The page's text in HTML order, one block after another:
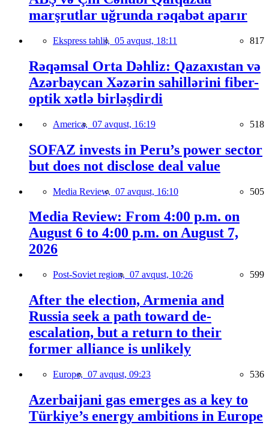
marşrutlar uğrunda rəqabət aparır
Ekspress təhlil, 05 avqust, 18:11 817
Rəqəmsal Orta Dəhliz: Qazaxıstan və
Azərbaycan Xəzərin sahillərini fiber-
optik xətlə birləşdirdi
America, 07 avqust, 16:19 518
SOFAZ invests in Peru’s power sector
but does not disclose deal value
Media Review, 07 avqust, 16:10 505
Media Review: From 4:00 p.m. on
August 6 to 4:00 p.m. on August 7,
2026
Post-Soviet region, 07 avqust, 10:26 599
After the election, Armenia and
Russia seek a path toward de-
escalation, but a return to their
former alliance is unlikely
Europe, 07 avqust, 09:23 536
Azerbaijani gas emerges as a key to
Türkiye’s energy ambitions in Europe